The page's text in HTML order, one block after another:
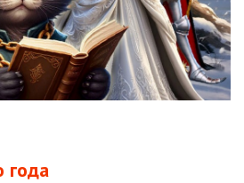
года